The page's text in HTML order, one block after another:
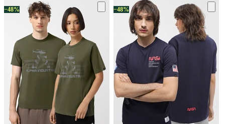
−48% −48%